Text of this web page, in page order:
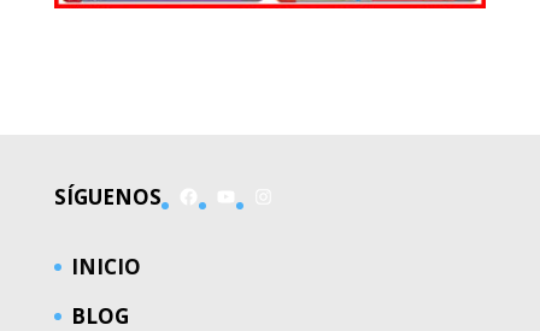
SÍGUENOS
INICIO
BLOG